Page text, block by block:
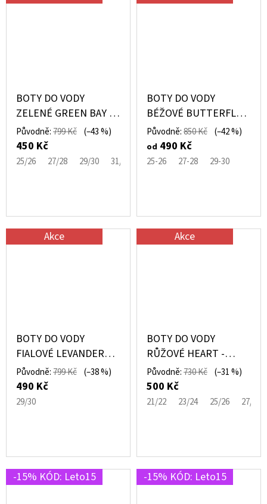
BOTY DO VODY
ZELENÉ GREEN BAY -
MIKK-LINE
Původně:799 Kč (–43 %)
450 Kč
25/26 27/28 29/30 31/32
BOTY DO VODY
BÉŽOVÉ BUTTERFLY -
MIKK-LINE
Původně:850 Kč (–42 %)
od 490 Kč
25-26 27-28 29-30
Akce
BOTY DO VODY
FIALOVÉ LEVANDER
AURA - MIKK-LINE
Původně:799 Kč (–38 %)
490 Kč
29/30
Akce
BOTY DO VODY
RŮŽOVÉ HEART -
MIKK-LINE
Původně:730 Kč (–31 %)
500 Kč
21/22 23/24 25/26 27/28
-15% KÓD: Leto15 -15% KÓD: Leto15